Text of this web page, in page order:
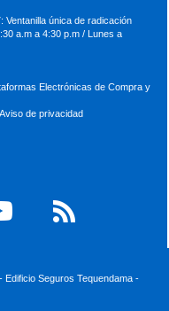
Ventanilla única de radicación
a.m a 4:30 p.m / Lunes a
Electrónicas de Compra y
Aviso de privacidad
Seguros Tequendama -